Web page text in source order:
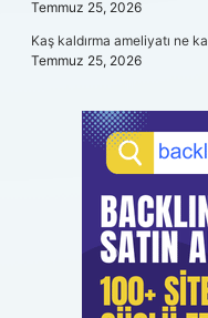
Temmuz 25, 2026
Kaş kaldırma ameliyatı ne
Temmuz 25, 2026